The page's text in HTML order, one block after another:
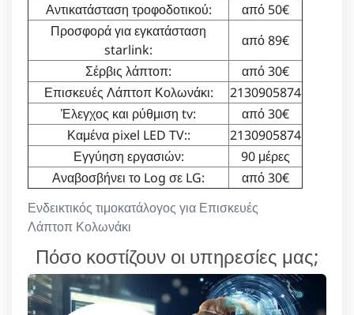
Ενδεικτικός τιμοκατάλογος για Επισκευές
Λάπτοπ Κολωνάκι
Αντικατάσταση τροφοδοτικού:
από 50€
Προσφορά για εγκατάσταση
starlink:
από 89€
Σέρβις λάπτοπ:
από 30€
Επισκευές Λάπτοπ Κολωνάκι:
2130905874
Έλεγχος και ρύθμιση tv:
από 30€
Καμένα pixel LED TV::
2130905874
Εγγύηση εργασιών:
90 μέρες
Αναβοσβήνει το Log σε LG:
από 30€
Πόσο κοστίζουν οι υπηρεσίες μας;